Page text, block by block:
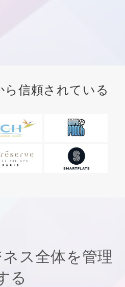
信頼されている
ス全体を管理
る